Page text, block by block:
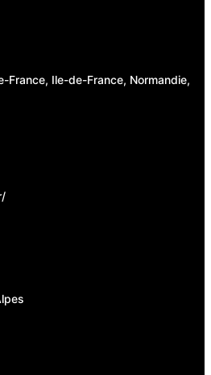
France, Ile-de-France, Normandie,